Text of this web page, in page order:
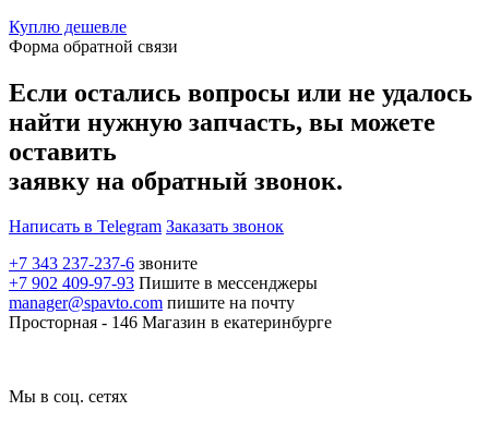
Куплю дешевле
Форма обратной связи
Если остались вопросы или не удалось
найти нужную запчасть, вы можете
оставить
заявку на обратный звонок.
Написать в Telegram Заказать звонок
+7 343 237-237-6 звоните
+7 902 409-97-93 Пишите в мессенджеры
manager@spavto.com пишите на почту
Просторная - 146 Магазин в екатеринбурге
Мы в соц. сетях